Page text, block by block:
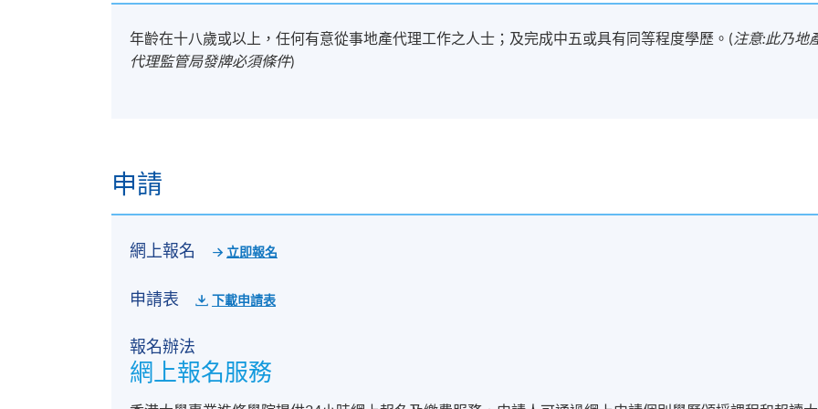
年齡在十八歲或以上，任何有意從事地產代理工作之人士；及完成中五或具有同等程度學歷。(注意:此乃地
代理監管局發牌必須條件)
申請
網上報名 立即報名
申請表 下載申請表
報名辦法
網上報名服務